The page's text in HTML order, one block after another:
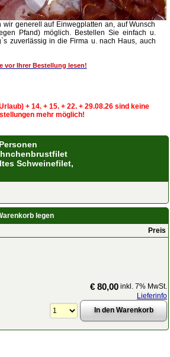
wir generell auf Einwegplatten an, auf Wunsch
Pfand) möglich. Bestellen Sie einfach u.
zuverlässig in die Firma u. nach Haus, auch
vor Ihrer Bestellung lesen!
+ 14. + 15. + 22. + 29.08.26 sind keine
mehr möglich!
Schweinefilet,
legen
Preis
€ 80,00 inkl. 7% MwSt.
Lieferinfo